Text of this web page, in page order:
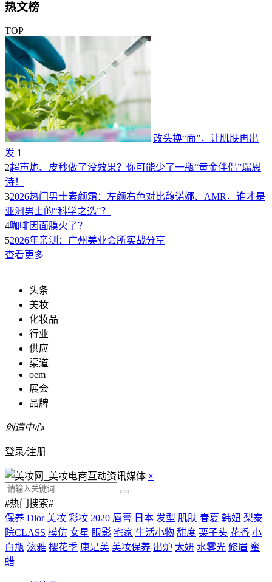
热文榜
TOP
改头换“面”，让肌肤再出
发 1
2超声炮、皮秒做了没效果？你可能少了一瓶“黄金伴侣”瑞恩
诗！
32026热门男士素颜霜：左颜右色对比馥诺娜、AMR，谁才是
亚洲男士的“科学之选”？
4咖啡因面膜火了？
52026年亲测：广州美业会所实战分享
查看更多
头条
美妆
化妆品
行业
供应
渠道
oem
展会
品牌
创造中心
登录/注册
×
#热门搜索#
保养 Dior 美妆 彩妆 2020 唇膏 日本 发型 肌肤 春夏 韩妞 梨泰
院CLASS 模仿 女星 眼影 宅家 生活小物 甜度 栗子头 花香 小
白瓶 泫雅 樱花季 康是美 美妆保养 出炉 太妍 水雾光 修眉 蜜
蜡